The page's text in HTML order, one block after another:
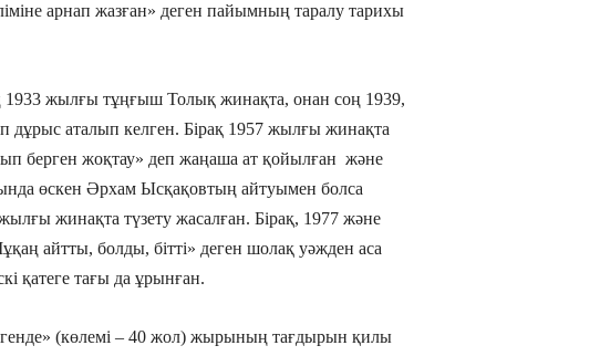
арнап жазған» деген пайымның таралу тарихы
жылғы тұңғыш Толық жинақта, онан соң 1939,
дұрыс аталып келген. Бірақ 1957 жылғы жинақта
берген жоқтау» деп жаңаша ат қойылған және
өскен Әрхам Ысқақовтың айтуымен болса
жинақта түзету жасалған. Бірақ, 1977 және
айтты, болды, бітті» деген шолақ уәжден аса
қатеге тағы да ұрынған.
(көлемі – 40 жол) жырының тағдырын қилы